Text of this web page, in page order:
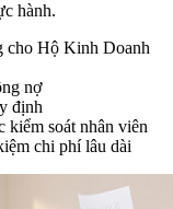
hành.
cho Hộ Kinh Doanh
nợ
định
kiểm soát nhân viên
chi phí lâu dài